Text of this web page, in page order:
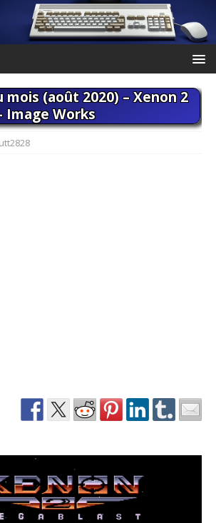
mois (août 2020) – Xenon 2
Image Works